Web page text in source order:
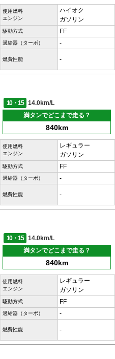
使用燃料
エンジン
ハイオク
ガソリン
駆動方式 FF
過給器（ターボ） -
燃費性能 -
10・15
14.0km/L
満タンでどこまで走る？
840km
使用燃料
エンジン
レギュラー
ガソリン
駆動方式 FF
過給器（ターボ） -
燃費性能 -
10・15
14.0km/L
満タンでどこまで走る？
840km
使用燃料
エンジン
レギュラー
ガソリン
駆動方式 FF
過給器（ターボ） -
燃費性能 -